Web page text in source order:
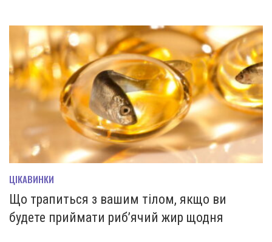
ЦІКАВИНКИ
Що трапиться з вашим тілом, якщо ви
будете приймати риб’ячий жир щодня